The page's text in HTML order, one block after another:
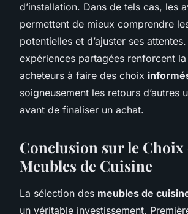
d’installation. Dans de tels cas, les
permettent de mieux comprendre
potentielles et d’ajuster ses
expériences partagées renforcent
acheteurs à faire des choix
soigneusement les retours d’autres
avant de finaliser un achat.
Conclusion sur le Choix
Meubles de Cuisine
La sélection des meubles de
un véritable investissement.